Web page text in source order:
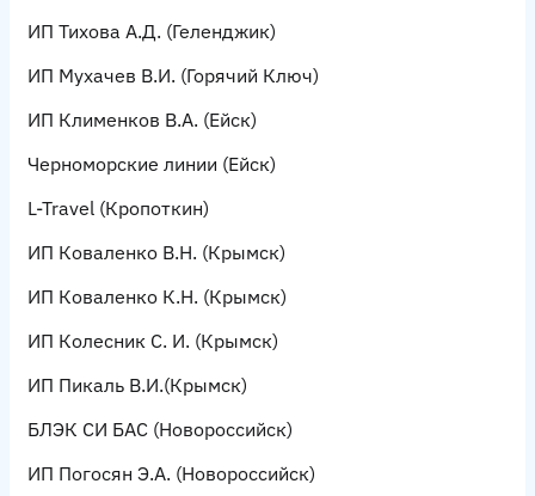
ИП Тихова А.Д. (Геленджик)
ИП Мухачев В.И. (Горячий Ключ)
ИП Клименков В.А. (Ейск)
Черноморские линии (Ейск)
L-Travel (Кропоткин)
ИП Коваленко В.Н. (Крымск)
ИП Коваленко К.Н. (Крымск)
ИП Колесник С. И. (Крымск)
ИП Пикаль В.И.(Крымск)
БЛЭК СИ БАС (Новороссийск)
ИП Погосян Э.А. (Новороссийск)